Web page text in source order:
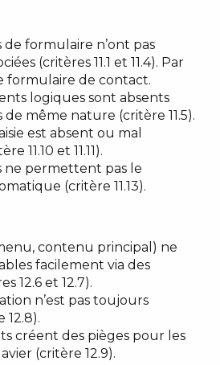
de formulaire n’ont pas
(critères 11.1 et 11.4). Par
formulaire de contact.
logiques sont absents
même nature (critère 11.5).
est absent ou mal
11.10 et 11.11).
ne permettent pas le
(critère 11.13).
contenu principal) ne
facilement via des
12.6 et 12.7).
n’est pas toujours
créent des pièges pour les
(critère 12.9).